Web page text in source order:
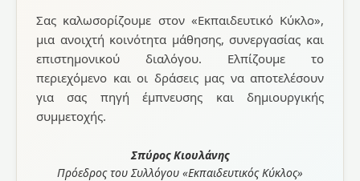
Σας καλωσορίζουμε στον «Εκπαιδευτικό Κύκλο»,
μια ανοιχτή κοινότητα μάθησης, συνεργασίας και
επιστημονικού διαλόγου. Ελπίζουμε το
περιεχόμενο και οι δράσεις μας να αποτελέσουν
για σας πηγή έμπνευσης και δημιουργικής
συμμετοχής.
Σπύρος Κιουλάνης
Πρόεδρος του Συλλόγου «Εκπαιδευτικός Κύκλος»